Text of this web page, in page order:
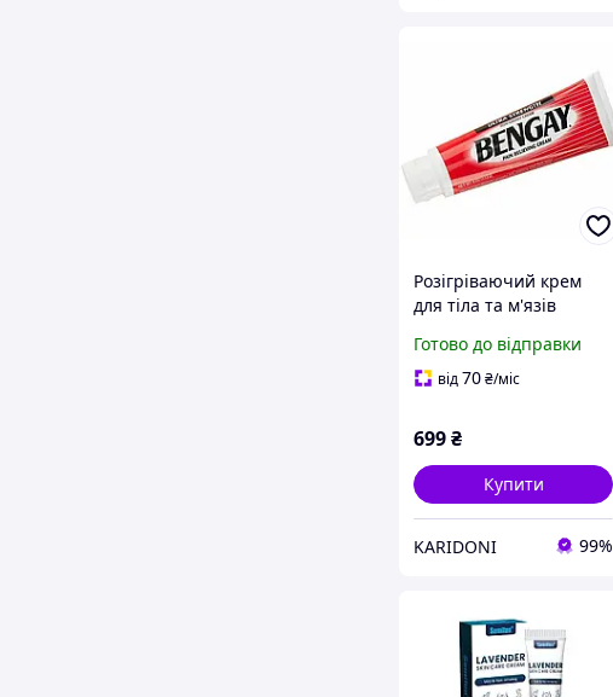
Розігріваючий крем
для тіла та м'язів
113 г
Готово до відправки
від70₴/міс
699₴
Купити
KARIDONI 99%